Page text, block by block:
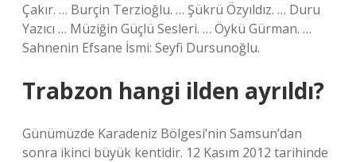
Çakır. … Burçin Terzioğlu. … Şükrü Özyıldız. … Duru
Yazıcı … Müziğin Güçlü Sesleri. … Öykü Gürman. …
Sahnenin Efsane İsmi: Seyfi Dursunoğlu.
Trabzon hangi ilden ayrıldı?
Günümüzde Karadeniz Bölgesi’nin Samsun’dan
sonra ikinci büyük kentidir. 12 Kasım 2012 tarihinde